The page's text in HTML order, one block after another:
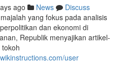
ago News
Discuss
yang fokus pada analisis
dan ekonomi di
Republik menyajikan artikel-
user